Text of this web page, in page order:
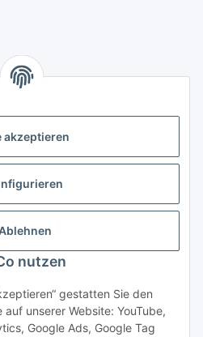
akzeptieren
nutzen
gestatten Sie den
unserer Website: YouTube,
Google Ads, Google Tag
widerrufen